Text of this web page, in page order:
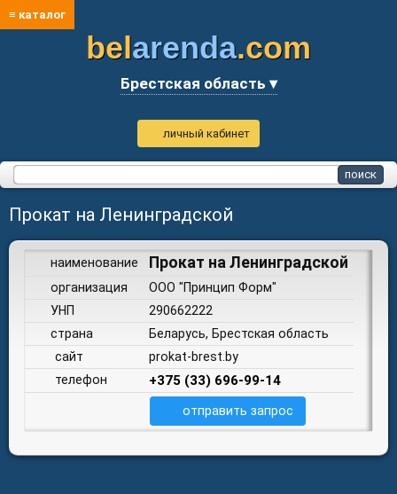
≡ каталог
belarenda.com
Брестская область ▾
личный кабинет
Прокат на Ленинградской
наименование Прокат на Ленинградской
организация
ООО "Принцип Форм"
УНП
290662222
страна
Беларусь, Брестская область
сайт
prokat-brest.by
телефон
+375 (33) 696-99-14
отправить запрос